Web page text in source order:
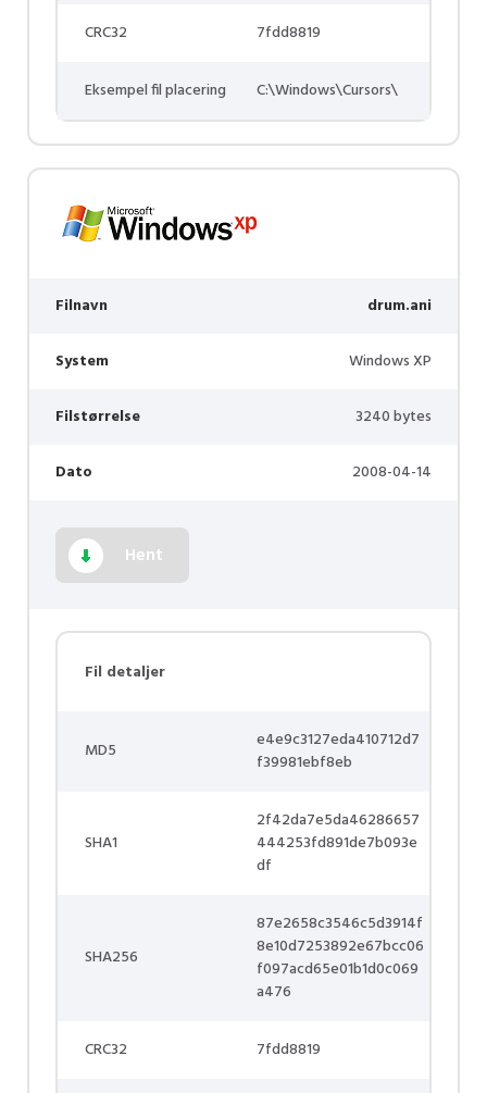
CRC32 7fdd8819
Eksempel fil placering C:\Windows\Cursors\
Filnavn drum.ani
System Windows XP
Filstørrelse 3240 bytes
Dato 2008-04-14
Hent
Fil detaljer
MD5
e4e9c3127eda410712d7
f39981ebf8eb
SHA1
2f42da7e5da46286657
444253fd891de7b093e
df
SHA256
87e2658c3546c5d3914f
8e10d7253892e67bcc06
f097acd65e01b1d0c069
a476
CRC32 7fdd8819